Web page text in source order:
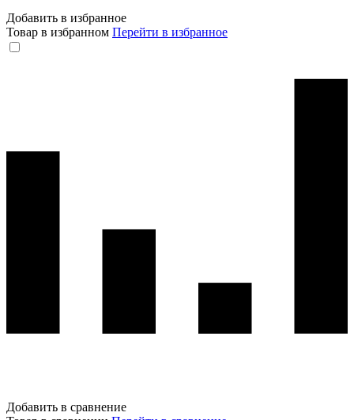
Добавить в избранное
Товар в избранном Перейти в избранное
Добавить в сравнение